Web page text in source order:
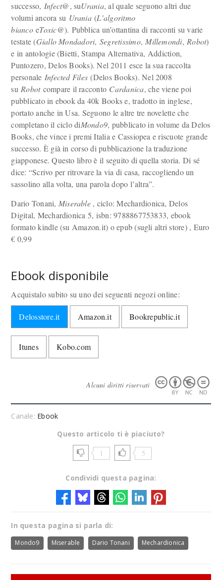
successo, Infect@, suUrania, al quale seguono altri due
volumi ancora su Urania(L’algoritmo
biancoeToxic@). Pubblica un’ottantina di racconti su varie
testate (Giallo Mondadori, Segretissimo, Millemondi, Robot)
e in antologie (Bietti, Stampa Alternativa, Addiction,
Puntozero, Delos Books). Nel 2011 esce la sua raccolta
personale Infected Files (Delos Books). Nel 2008
su Robotcompare il racconto Cardanica, che viene poi
pubblicato in ebook da 40k Books e, tradotto in inglese,
portato anche in Usa. Seguono le altre tre novelette che
completano il ciclo diMondo9, pubblicato in volume da Delos
Books, che vince i premi Italia e Cassiopea e riscuote grande
successo. È già in corso di pubblicazione la traduzione
giapponese. Questo libro è il seguito di quella storia. Di sé
dice: “Scrivo per ritrovare la via di casa, raccogliendo un
sassolino alla volta, una parola dopo l’altra”.
Dario Tonani, Miserable, ciclo: Mechardionica, Delos
Digital, Mechardionica 5, isbn: 9788867753833, ebook
formato kindle (su Amazon.it) o epub (sugli altri store) , Euro
€ 0,99
Ebook disponibile
Acquistalo subito su uno dei seguenti negozi online:
Delosstore.it Amazon.it Bookrepublic.it
Itunes Kobo.com
Alcuni diritti riservati
Canale: Ebook
Questo articolo ti è piaciuto?
1 5
Condividi questa pagina:
In questa pagina si parla di:
Mondo9 Miserable Dario Tonani Mechardionica